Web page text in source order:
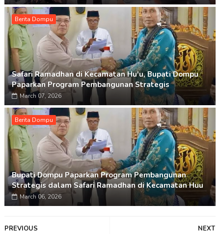
Berita Dompu
Safari Ramadhan di Kecamatan Hu'u, Bupati Dompu
Paparkan Program Pembangunan Strategis
March 07, 2026
Berita Dompu
Bupati Dompu Paparkan Program Pembangunan
Strategis dalam Safari Ramadhan di Kecamatan Huu
March 06, 2026
NEXT
PREVIOUS